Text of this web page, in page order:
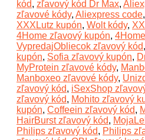
kód, zľavový kód Dr Max,
zľavové kódy, Aliexpress code,
XXXLutz kupón, Wolt kódy,
4Home zľavový kupón,
VypredajObliecok zľavový kód,
kupón, Sofia zľavový kupón,
MyProtein zľavové kódy,
Manboxeo zľavové kódy,
zľavový kód, iSexShop
zľavový kód, Mohito zľavový
kupón, Coffeein zľavový kód,
HairBurst zľavový kód,
Philips zľavový kód, Philips